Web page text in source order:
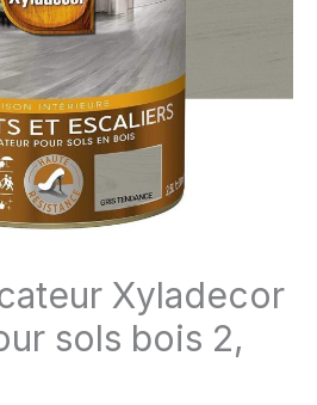
Xyladecor
sols bois 2,